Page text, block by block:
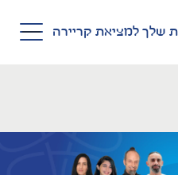
שלך למציאת קריירה